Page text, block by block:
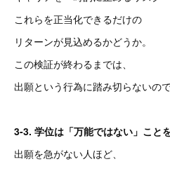
これらを正当化できるだけの
リターンが見込めるかどうか。
この検証が終わるまでは、
出願という行為に踏み切らないので
3-3. 学位は「万能ではない」こと
出願を急がない人ほど、